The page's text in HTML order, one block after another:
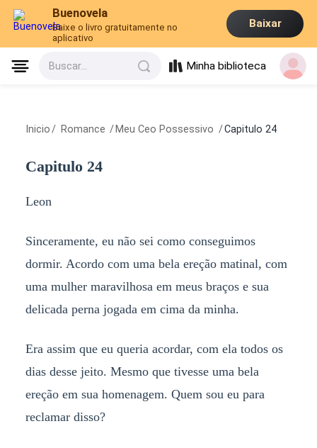
Buenovela
Baixe o livro gratuitamente no
aplicativo
Baixar
Buscar... Minha biblioteca
Inicio / Romance / Meu Ceo Possessivo /Capitulo 24
Capitulo 24
Leon
Sinceramente, eu não sei como conseguimos
dormir. Acordo com uma bela ereção matinal, com
uma mulher maravilhosa em meus braços e sua
delicada perna jogada em cima da minha.
Era assim que eu queria acordar, com ela todos os
dias desse jeito. Mesmo que tivesse uma bela
ereção em sua homenagem. Quem sou eu para
reclamar disso?